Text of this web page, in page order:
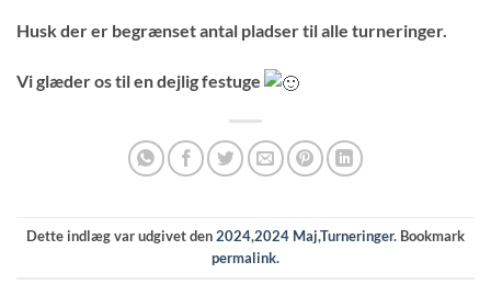
Husk der er begrænset antal pladser til alle turneringer.
Vi glæder os til en dejlig festuge
Dette indlæg var udgivet den2024,2024 Maj,Turneringer. Bookmark
permalink.